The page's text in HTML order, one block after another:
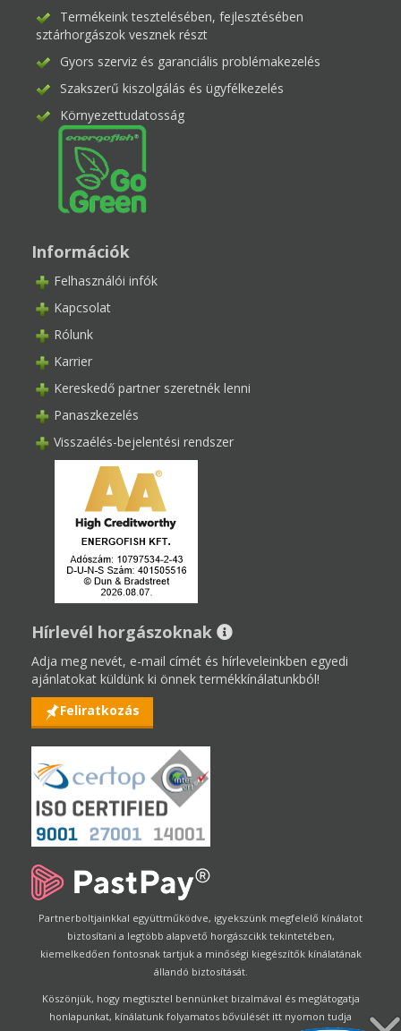
Termékeink tesztelésében, fejlesztésében
sztárhorgászok vesznek részt
Gyors szerviz és garanciális problémakezelés
Szakszerű kiszolgálás és ügyfélkezelés
Környezettudatosság
Információk
Felhasználói infók
Kapcsolat
Rólunk
Karrier
Kereskedő partner szeretnék lenni
Panaszkezelés
Visszaélés-bejelentési rendszer
Hírlevél horgászoknak
Adja meg nevét, e-mail címét és hírleveleinkben egyedi
ajánlatokat küldünk ki önnek termékkínálatunkból!
Feliratkozás
Partnerboltjainkkal együttműködve, igyekszünk megfelelő kínálatot
biztosítani a legtöbb alapvető horgászcikk tekintetében,
kiemelkedően fontosnak tartjuk a minőségi kiegészítők kínálatának
állandó biztosítását.
Köszönjük, hogy megtisztel bennünket bizalmával és meglátogatja
honlapunkat, kínálatunk folyamatos bővülését itt nyomon tudja